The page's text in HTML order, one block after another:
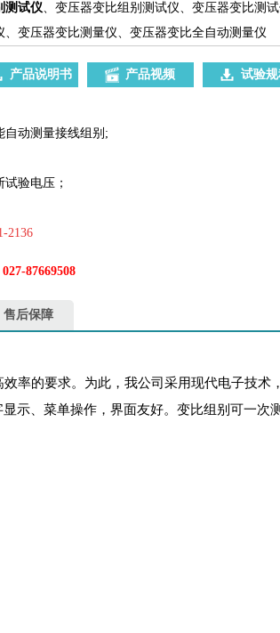
测试仪、变压器变比组别测试仪、变压器变比测
变压器变比测量仪、变压器变比全自动测量仪
产品说明书 产品视频 试验
自动测量接线组别;
验电压；
2136
87669508
售后保障
率的要求。为此，我公司采用现代电子技术
示、菜单操作，界面友好。变比组别可一次